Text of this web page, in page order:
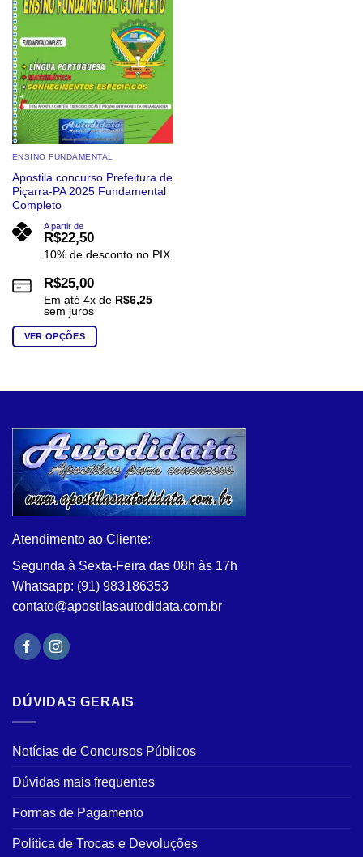
ENSINO FUNDAMENTAL
Apostila concurso Prefeitura de
Piçarra-PA 2025 Fundamental
Completo
A partir de
R$22,50
10% de desconto no PIX
R$25,00
Em até 4x de R$6,25
sem juros
VER OPÇÕES
tem
opções
podem
ser
escolhidas
página
do
produto
Atendimento ao Cliente:
Segunda à Sexta-Feira das 08h às 17h
Whatsapp: (91) 983186353
contato@apostilasautodidata.com.br
DÚVIDAS GERAIS
Notícias de Concursos Públicos
Dúvidas mais frequentes
Formas de Pagamento
Política de Trocas e Devoluções